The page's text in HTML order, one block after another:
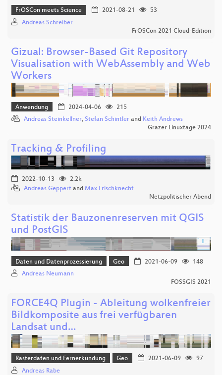
FrOSCon meets Science 2021-08-21
53
Andreas Schreiber
FrOSCon 2021 Cloud-Edition
Gizual: Browser-Based Git Repository
Visualisation with WebAssembly and Web
Workers
Anwendung 2024-04-06
215
Andreas Steinkellner, Stefan Schintler and Keith Andrews
Grazer Linuxtage 2024
Tracking & Profiling
2022-10-13
2.2k
Andreas Geppert and Max Frischknecht
Netzpolitischer Abend
Statistik der Bauzonenreserven mit QGIS
und PostGIS
Daten und Datenprozessierung Geo 2021-06-09
148
Andreas Neumann
FOSSGIS 2021
FORCE4Q Plugin - Ableitung wolkenfreier
Bildkomposite aus frei verfügbaren
Landsat und…
Rasterdaten und Fernerkundung Geo 2021-06-09
97
Andreas Rabe